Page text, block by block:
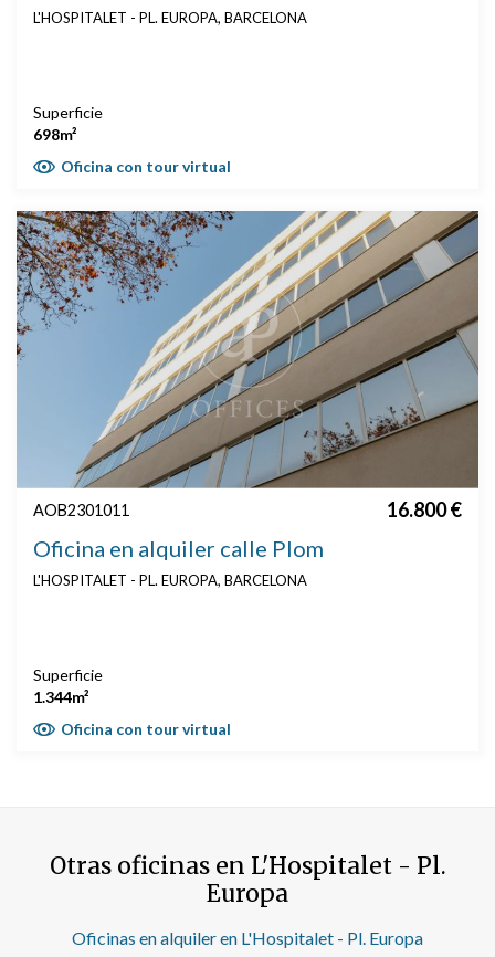
L'HOSPITALET - PL. EUROPA, BARCELONA
Superficie
698m²
Oficina con tour virtual
AOB2301011 16.800 €
Oficina en alquiler calle Plom
L'HOSPITALET - PL. EUROPA, BARCELONA
Superficie
1.344m²
Oficina con tour virtual
Otras oficinas en L'Hospitalet - Pl.
Europa
Oficinas en alquiler en L'Hospitalet - Pl. Europa